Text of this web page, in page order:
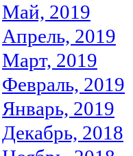
Май, 2019
Апрель, 2019
Март, 2019
Февраль, 2019
Январь, 2019
Декабрь, 2018